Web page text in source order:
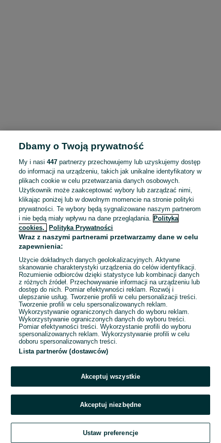
To ogłoszenie nie jest już dostępne
Przejdź na stronę główną
Dbamy o Twoją prywatność
My i nasi447 partnerzy przechowujemy lub uzyskujemy dostęp
do informacji na urządzeniu, takich jak unikalne identyfikatory w
plikach cookie w celu przetwarzania danych osobowych.
Użytkownik może zaakceptować wybory lub zarządzać nimi,
klikając poniżej lub w dowolnym momencie na stronie polityki
prywatności. Te wybory będą sygnalizowane naszym partnerom
i nie będą miały wpływu na dane przeglądania. Polityka
cookies,
Polityka Prywatności
Wraz z naszymi partnerami przetwarzamy dane w celu
zapewnienia:
Użycie dokładnych danych geolokalizacyjnych. Aktywne
skanowanie charakterystyki urządzenia do celów identyfikacji.
Rozumienie odbiorców dzięki statystyce lub kombinacji danych
z różnych źródeł. Przechowywanie informacji na urządzeniu lub
dostęp do nich. Pomiar efektywności reklam. Rozwój i
ulepszanie usług. Tworzenie profili w celu personalizacji treści.
Tworzenie profili w celu spersonalizowanych reklam.
Wykorzystywanie ograniczonych danych do wyboru reklam.
Wykorzystywanie ograniczonych danych do wyboru treści.
Pomiar efektywności treści. Wykorzystanie profili do wyboru
spersonalizowanych reklam. Wykorzystywanie profili w celu
doboru spersonalizowanych treści.
Lista partnerów (dostawców)
Akceptuj wszystkie
Akceptuj niezbędne
Ustaw preferencje